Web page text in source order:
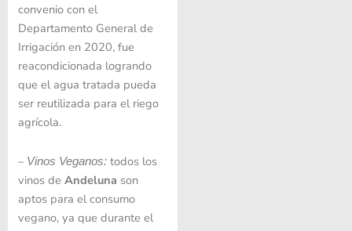
convenio con el
Departamento General de
Irrigación en 2020, fue
reacondicionada logrando
que el agua tratada pueda
ser reutilizada para el riego
agrícola.
– Vinos Veganos: todos los
vinos de Andeluna son
aptos para el consumo
vegano, ya que durante el